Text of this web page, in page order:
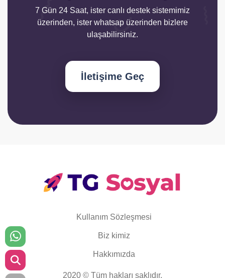
7 Gün 24 Saat, ister canlı destek sistemimiz
üzerinden, ister whatsap üzerinden bizlere
ulaşabilirsiniz.
İletişime Geç
Kullanım Sözleşmesi
Biz kimiz
Hakkımızda
2020 © Tüm hakları saklıdır.